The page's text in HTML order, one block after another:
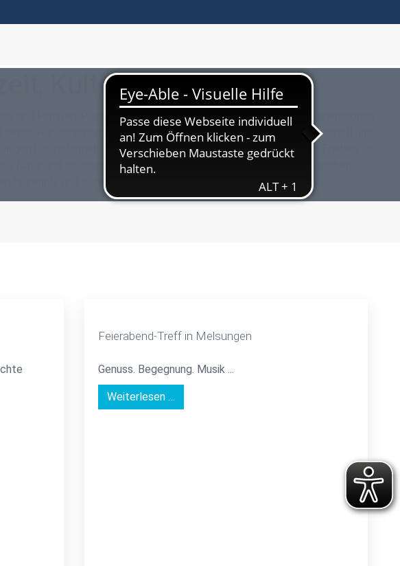
Kultur und Sport
sind Familien, Paare und Singles zu Hause – und das über alle Generationen
seiner wunderschönen Lage inmitten der nordhessischen Waldlandschaft und
Freizeitangebot ist Melsungen der ideale Lebensmittelpunkt. Erleben Sie
Natur und sportlichen Veranstaltungen, einem lebendigen Vereinsleben,
Feierabend-Treff in Melsungen
Genuss. Begegnung. Musik ...
Weiterlesen …